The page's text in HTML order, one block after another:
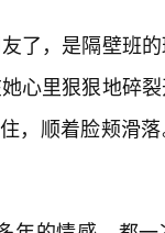
了，是隔壁班
心里狠狠地碎
，顺着脸颊滑